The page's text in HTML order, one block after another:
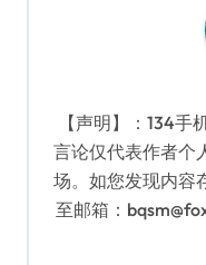
【声明】：134
言论仅代表作者个
场。如您发现内容
至邮箱：